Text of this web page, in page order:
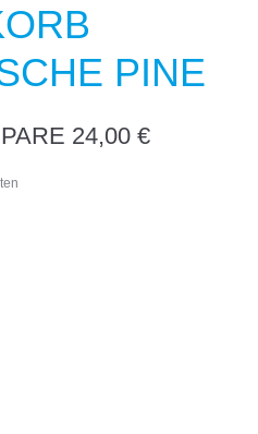
PINE
24,00 €